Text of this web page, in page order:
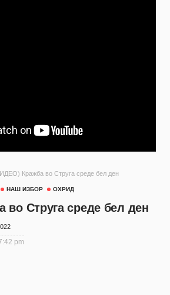
Кражба во Струга среде бел ден
НАШ ИЗБОР ОХРИД
Струга среде бел ден
pm